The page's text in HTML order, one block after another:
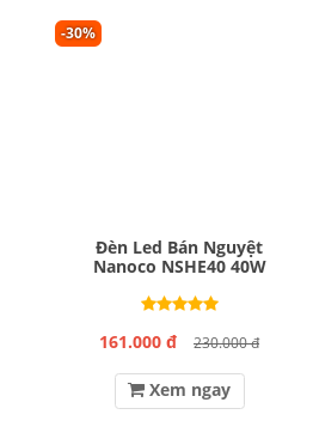
-30%
Đèn Led Bán Nguyệt
Nanoco NSHE40 40W
161.000 đ 230.000 đ
Xem ngay